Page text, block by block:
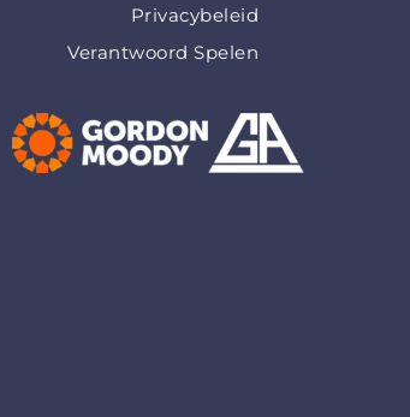
Privacybeleid
Verantwoord Spelen